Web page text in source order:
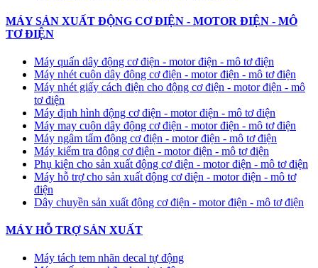
MÁY SẢN XUẤT ĐỘNG CƠ ĐIỆN - MOTOR ĐIỆN - MÔ
TƠ ĐIỆN
Máy quấn dây động cơ điện - motor điện - mô tơ điện
Máy nhét cuộn dây động cơ điện - motor điện - mô tơ điện
Máy nhét giấy cách điện cho động cơ điện - motor điện - mô
tơ điện
Máy định hình động cơ điện - motor điện - mô tơ điện
Máy may cuộn dây động cơ điện - motor điện - mô tơ điện
Máy ngâm tẩm động cơ điện - motor điện - mô tơ điện
Máy kiểm tra động cơ điện - motor điện - mô tơ điện
Phụ kiện cho sản xuất động cơ điện - motor điện - mô tơ điện
Máy hỗ trợ cho sản xuất động cơ điện - motor điện - mô tơ
điện
Dây chuyền sản xuất động cơ điện - motor điện - mô tơ điện
MÁY HỖ TRỢ SẢN XUẤT
Máy tách tem nhãn decal tự động